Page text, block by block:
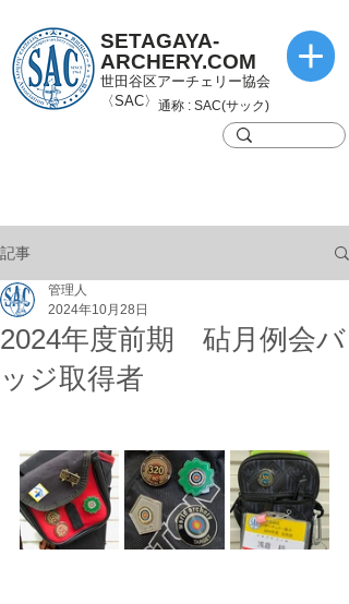
SETAGAYA-
ARCHERY.COM
世田谷区アーチェリー協会
〈SAC〉 通称 : SAC(サック)
記事
2024年度前期 砧月例会バ
ッジ取得者
管理人
2024年10月28日